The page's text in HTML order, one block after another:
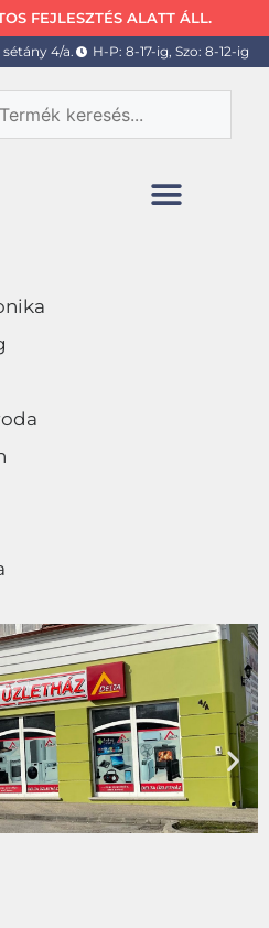
FEJLESZTÉS ALATT ÁLL.
4/a. H-P: 8-17-ig, Szo: 8-12-ig